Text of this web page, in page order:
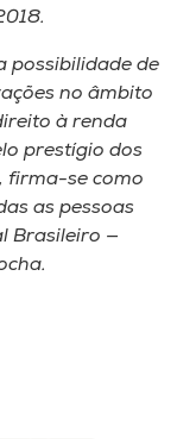
possibilidade de
no âmbito
à renda
prestígio dos
firma-se como
as pessoas
Brasileiro —